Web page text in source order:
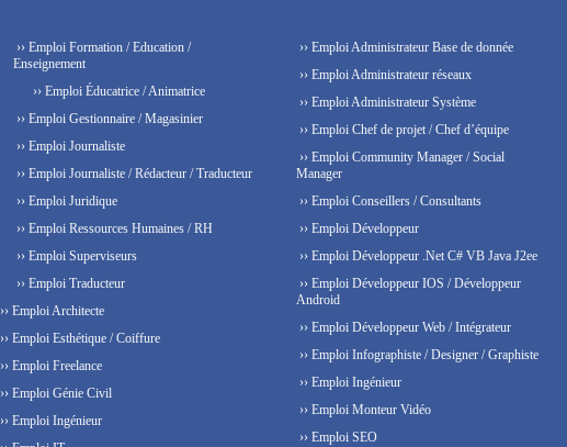
›› Emploi Formation / Education /
Enseignement
›› Emploi Éducatrice / Animatrice
›› Emploi Gestionnaire / Magasinier
›› Emploi Journaliste
›› Emploi Journaliste / Rédacteur / Traducteur
›› Emploi Juridique
›› Emploi Ressources Humaines / RH
›› Emploi Superviseurs
›› Emploi Traducteur
›› Emploi Architecte
›› Emploi Esthétique / Coiffure
›› Emploi Freelance
›› Emploi Génie Civil
›› Emploi Ingénieur
›› Emploi Administrateur Base de donnée
›› Emploi Administrateur réseaux
›› Emploi Administrateur Système
›› Emploi Chef de projet / Chef d’équipe
›› Emploi Community Manager / Social
Manager
›› Emploi Conseillers / Consultants
›› Emploi Développeur
›› Emploi Développeur .Net C# VB Java J2ee
›› Emploi Développeur IOS / Développeur
Android
›› Emploi Développeur Web / Intégrateur
›› Emploi Infographiste / Designer / Graphiste
›› Emploi Ingénieur
›› Emploi Monteur Vidéo
›› Emploi SEO